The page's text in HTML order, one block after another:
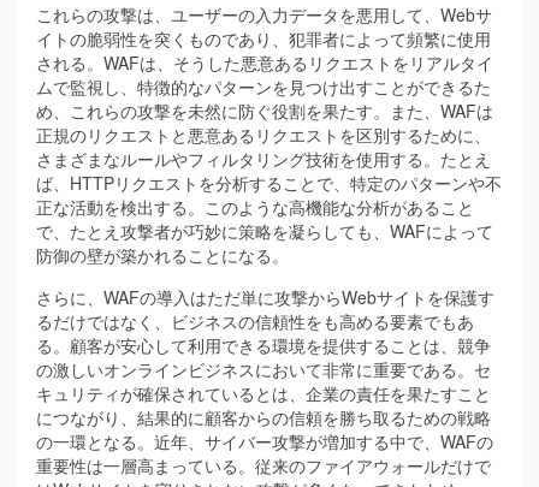
これらの攻撃は、ユーザーの入力データを悪用して、Webサ
イトの脆弱性を突くものであり、犯罪者によって頻繁に使用
される。WAFは、そうした悪意あるリクエストをリアルタイ
ムで監視し、特徴的なパターンを見つけ出すことができるた
め、これらの攻撃を未然に防ぐ役割を果たす。また、WAFは
正規のリクエストと悪意あるリクエストを区別するために、
さまざまなルールやフィルタリング技術を使用する。たとえ
ば、HTTPリクエストを分析することで、特定のパターンや不
正な活動を検出する。このような高機能な分析があること
で、たとえ攻撃者が巧妙に策略を凝らしても、WAFによって
防御の壁が築かれることになる。
さらに、WAFの導入はただ単に攻撃からWebサイトを保護す
るだけではなく、ビジネスの信頼性をも高める要素でもあ
る。顧客が安心して利用できる環境を提供することは、競争
の激しいオンラインビジネスにおいて非常に重要である。セ
キュリティが確保されているとは、企業の責任を果たすこと
につながり、結果的に顧客からの信頼を勝ち取るための戦略
の一環となる。近年、サイバー攻撃が増加する中で、WAFの
重要性は一層高まっている。従来のファイアウォールだけで